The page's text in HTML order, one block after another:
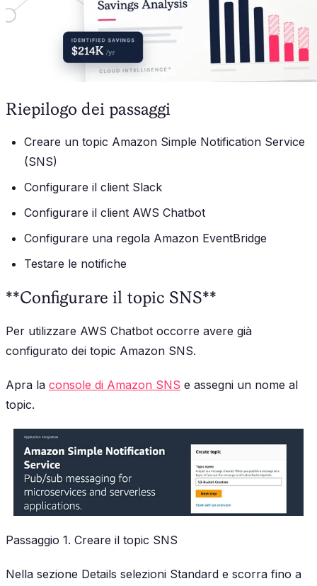
Riepilogo dei passaggi
Creare un topic Amazon Simple Notification Service
(SNS)
Configurare il client Slack
Configurare il client AWS Chatbot
Configurare una regola Amazon EventBridge
Testare le notifiche
**Configurare il topic SNS**
Per utilizzare AWS Chatbot occorre avere già
configurato dei topic Amazon SNS.
Apra la console di Amazon SNS e assegni un nome al
topic.
Passaggio 1. Creare il topic SNS
Nella sezione Details selezioni Standard e scorra fino a